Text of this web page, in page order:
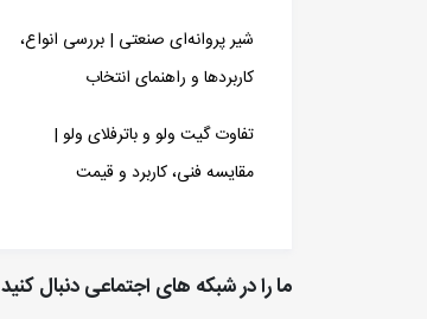
شیر پروانه‌ای صنعتی | بررسی انواع،
کاربردها و راهنمای انتخاب
تفاوت گیت ولو و باترفلای ولو |
مقایسه فنی، کاربرد و قیمت
ما را در شبکه های اجتماعی دنبال کنید